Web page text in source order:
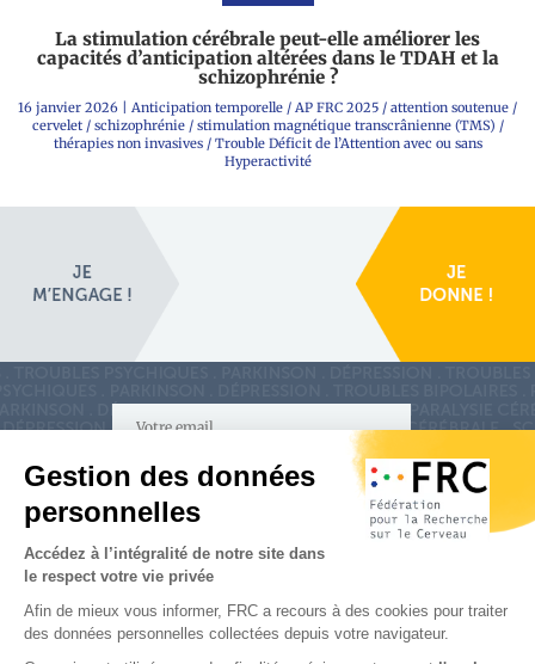
La stimulation cérébrale peut-elle améliorer les
capacités d’anticipation altérées dans le TDAH et la
schizophrénie ?
16 janvier 2026 | Anticipation temporelle / AP FRC 2025 / attention soutenue /
cervelet/ schizophrénie/ stimulation magnétique transcrânienne (TMS) /
thérapies non invasives/ Trouble Déficit de l’Attention avec ou sans
Hyperactivité
S'inscrire à la newsletter
les réseaux sociaux